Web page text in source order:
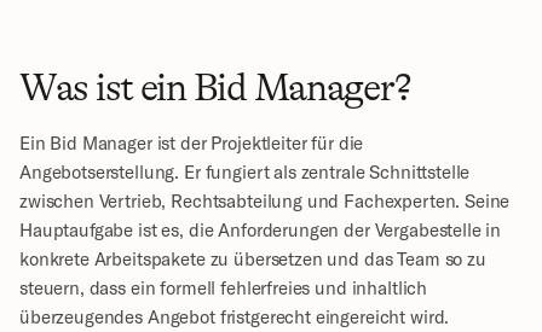
Was ist ein Bid Manager?
Ein Bid Manager ist der Projektleiter für die
Angebotserstellung. Er fungiert als zentrale Schnittstelle
zwischen Vertrieb, Rechtsabteilung und Fachexperten. Seine
Hauptaufgabe ist es, die Anforderungen der Vergabestelle in
konkrete Arbeitspakete zu übersetzen und das Team so zu
steuern, dass ein formell fehlerfreies und inhaltlich
überzeugendes Angebot fristgerecht eingereicht wird.